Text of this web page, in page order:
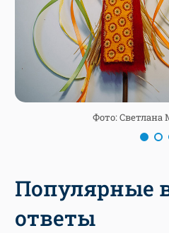
Фото:
Популярные
ответы